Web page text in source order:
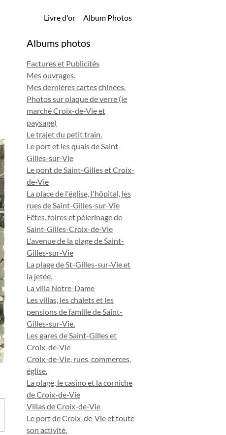
Livre d'or Album Photos
Albums photos
Factures et Publicités
Mes ouvrages.
Mes dernières cartes chinées.
Photos sur plaque de verre (le
marché Croix-de-Vie et
paysage)
Le trajet du petit train.
Le port et les quais de Saint-
Gilles-sur-Vie
Le pont de Saint-Gilles et Croix-
de-Vie
La place de l'église, l'hôpital, les
rues de Saint-Gilles-sur-Vie
Fêtes, foires et pélerinage de
Saint-Gilles-Croix-de-Vie
L'avenue de la plage de Saint-
Gilles-sur-Vie
La plage de St-Gilles-sur-Vie et
la jetée.
La villa Notre-Dame
Les villas, les chalets et les
pensions de famille de Saint-
Gilles-sur-Vie.
Les gares de Saint-Gilles et
Croix-de-Vie
Croix-de-Vie, rues, commerces,
église.
La plage, le casino et la corniche
de Croix-de-Vie
Villas de Croix-de-Vie
Le port de Croix-de-Vie et toute
son activité.